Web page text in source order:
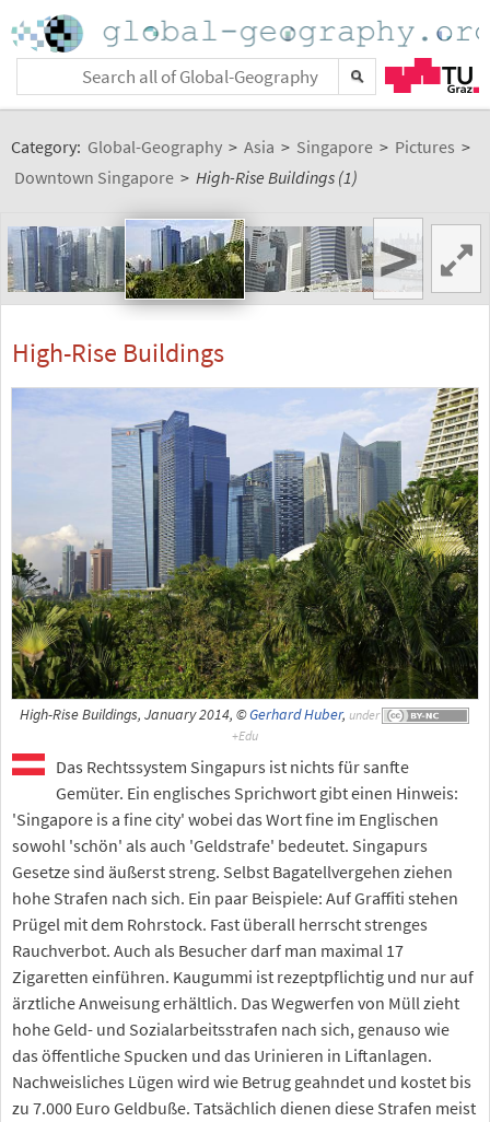
Category: Global-Geography > Asia > Singapore > Pictures >
Downtown Singapore > High-Rise Buildings (1)
>
High-Rise Buildings
High-Rise Buildings, January 2014, ©Gerhard Huber, under
Das Rechtssystem Singapurs ist nichts für sanfte
Gemüter. Ein englisches Sprichwort gibt einen Hinweis:
'Singapore is a fine city' wobei das Wort fine im Englischen
sowohl 'schön' als auch 'Geldstrafe' bedeutet. Singapurs
Gesetze sind äußerst streng. Selbst Bagatellvergehen ziehen
hohe Strafen nach sich. Ein paar Beispiele: Auf Graffiti stehen
Prügel mit dem Rohrstock. Fast überall herrscht strenges
Rauchverbot. Auch als Besucher darf man maximal 17
Zigaretten einführen. Kaugummi ist rezeptpflichtig und nur auf
ärztliche Anweisung erhältlich. Das Wegwerfen von Müll zieht
hohe Geld- und Sozialarbeitsstrafen nach sich, genauso wie
das öffentliche Spucken und das Urinieren in Liftanlagen.
Nachweisliches Lügen wird wie Betrug geahndet und kostet bis
zu 7.000 Euro Geldbuße. Tatsächlich dienen diese Strafen meist